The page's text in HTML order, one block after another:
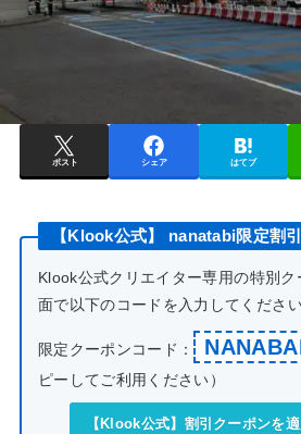
ポスト シェア はてブ
【Klook公式】 nanatabi限定割
Klook公式クリエイター専用の特別
面で以下のコードを入力してください
限定クーポンコード：
ピーしてご利用ください）
【Klook公式】割引クーポンを